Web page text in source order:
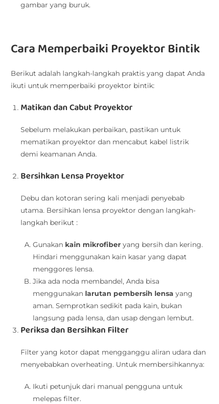
gambar yang buruk.
Cara Memperbaiki Proyektor Bintik
Berikut adalah langkah-langkah praktis yang dapat Anda
ikuti untuk memperbaiki proyektor bintik:
Matikan dan Cabut Proyektor
Sebelum melakukan perbaikan, pastikan untuk
mematikan proyektor dan mencabut kabel listrik
demi keamanan Anda.
Bersihkan Lensa Proyektor
Debu dan kotoran sering kali menjadi penyebab
utama. Bersihkan lensa proyektor dengan langkah-
langkah berikut :
Gunakan kain mikrofiber yang bersih dan kering.
Hindari menggunakan kain kasar yang dapat
menggores lensa.
Jika ada noda membandel, Anda bisa
menggunakan larutan pembersih lensa yang
aman. Semprotkan sedikit pada kain, bukan
langsung pada lensa, dan usap dengan lembut.
Periksa dan Bersihkan Filter
Filter yang kotor dapat mengganggu aliran udara dan
menyebabkan overheating. Untuk membersihkannya:
Ikuti petunjuk dari manual pengguna untuk
melepas filter.